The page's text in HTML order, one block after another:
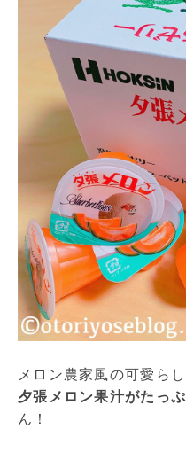
メロン農家風の可愛ら
夕張メロン果汁がたっ
ん！